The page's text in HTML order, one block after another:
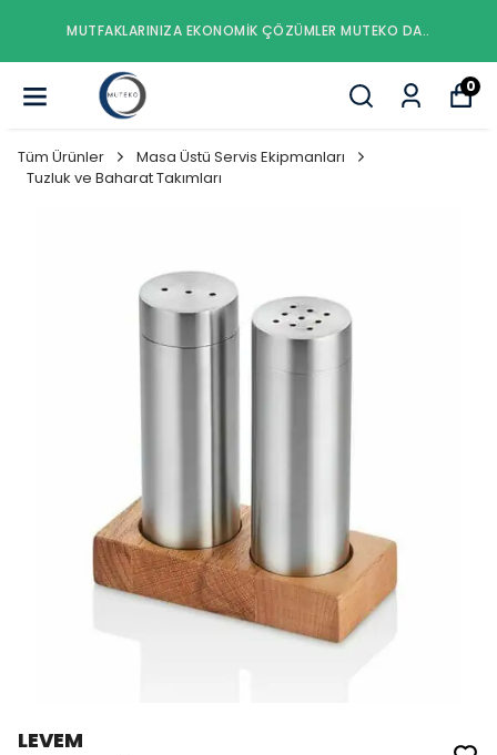
EKONOMIK ÇÖZÜMLER MUTEKO DA..
0
Tüm Ürünler
Masa Üstü Servis Ekipmanları
Tuzluk ve Baharat Takımları
LEVEM